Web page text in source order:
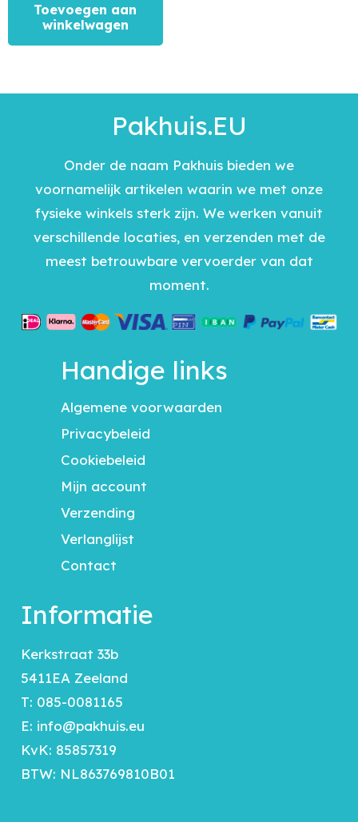
Toevoegen aan
winkelwagen
Pakhuis.EU
Onder de naam Pakhuis bieden we
voornamelijk artikelen waarin we met onze
fysieke winkels sterk zijn. We werken vanuit
verschillende locaties, en verzenden met de
meest betrouwbare vervoerder van dat
moment.
Handige links
Algemene voorwaarden
Privacybeleid
Cookiebeleid
Mijn account
Verzending
Verlanglijst
Contact
Informatie
Kerkstraat 33b
5411EA Zeeland
T: 085-0081165
E: info@pakhuis.eu
KvK: 85857319
BTW: NL863769810B01